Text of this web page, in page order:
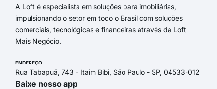
A Loft é especialista em soluções para imobiliárias,
impulsionando o setor em todo o Brasil com soluções
comerciais, tecnológicas e financeiras através da Loft
Mais Negócio.
ENDEREÇO
Rua Tabapuã, 743 - Itaim Bibi, São Paulo - SP, 04533-012
Baixe nosso app